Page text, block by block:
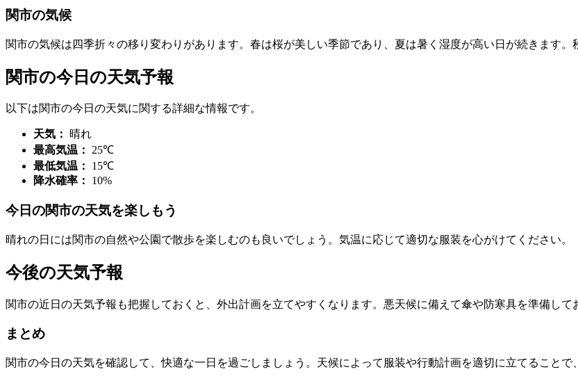
関市の気候
関市の気候は四季折々の移り変わりがあります。春は桜が美しい季節であり、夏は暑く湿度が高い日が続きます。
関市の今日の天気予報
以下は関市の今日の天気に関する詳細な情報です。
天気：
晴れ
最高気温： 25℃
最低気温：
15℃
降水確率：
10%
今日の関市の天気を楽しもう
晴れの日には関市の自然や公園で散歩を楽しむのも良いでしょう。気温に応じて適切な服装を心がけてください。
今後の天気予報
関市の近日の天気予報も把握しておくと、外出計画を立てやすくなります。悪天候に備えて傘や防寒具を準備して
まとめ
関市の今日の天気を確認して、快適な一日を過ごしましょう。天候によって服装や行動計画を適切に立てることで